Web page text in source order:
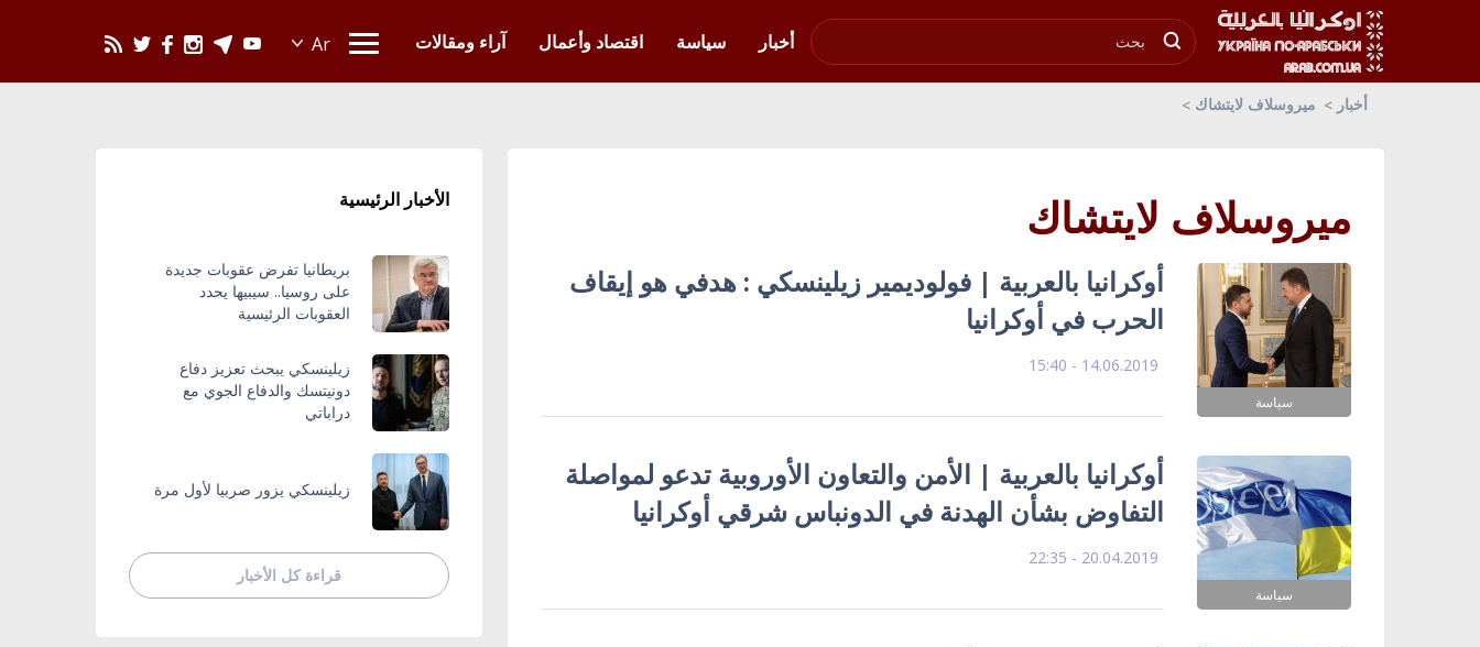
أخبار
سياسة اقتصاد وأعمال آراء ومقالات
أخبار ميروسلاف لايتشاك
ميروسلاف لايتشاك
سياسة
أوكرانيا بالعربية | فولوديمير زيلينسكي : هدفي هو إيقاف
الحرب في أوكرانيا
14.06.2019 - 15:40
سياسة
أوكرانيا بالعربية | الأمن والتعاون الأوروبية تدعو لمواصلة
التفاوض بشأن الهدنة في الدونباس شرقي أوكرانيا
20.04.2019 - 22:35
الأخبار الرئيسية
بريطانيا تفرض عقوبات جديدة
على روسيا.. سيبيها يحدد
العقوبات الرئيسية
زيلينسكي يبحث تعزيز دفاع
دونيتسك والدفاع الجوي مع
دراباتي
زيلينسكي يزور صربيا لأول مرة
قراءة كل الأخبار